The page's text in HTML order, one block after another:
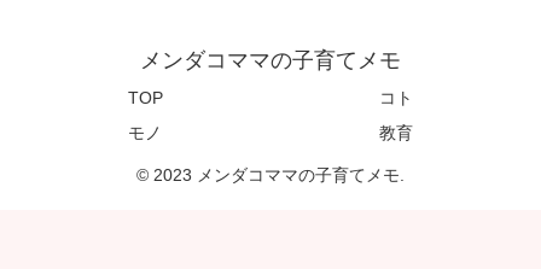
メンダコママの子育てメモ
TOP
コト
モノ
教育
© 2023 メンダコママの子育てメモ.